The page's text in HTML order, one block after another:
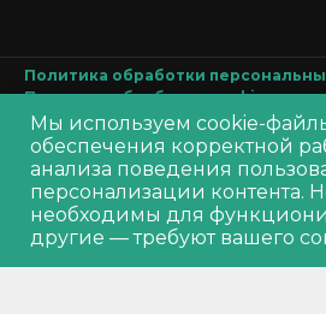
Out of stock
Политика обработки
Политика обработкиcookie
Согласие на обработку
Производитель оставляет за собой право
товара, его внешний вид и комплектность
уведомления продавца
Мы используем cookie-
обеспечения корректной
анализа поведения
персонализации контента.
необходимы для
другие — требуют вашего